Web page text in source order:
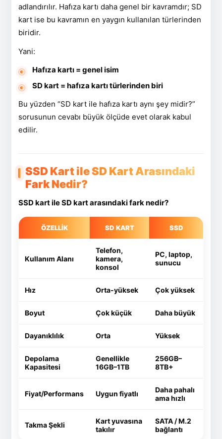
adlandırılır. Hafıza kartı daha genel bir kavramdır; SD
kart ise bu kavramın en yaygın kullanılan türlerinden
biridir.
Yani:
Hafıza kartı = genel isim
SD kart = hafıza kartı türlerinden biri
Bu yüzden “SD kart ile hafıza kartı aynı şey midir?”
sorusunun cevabı büyük ölçüde evet olarak kabul
edilir.
SSD Kart ile SD Kart Arasındaki
Fark Nedir?
SSD kart ile SD kart arasındaki fark nedir?
ÖZELLIK SD KART SSD
Kullanım Alanı
Telefon,
kamera,
konsol
PC, laptop,
sunucu
Hız Orta-yüksek Çok yüksek
Boyut Çok küçük Daha büyük
Dayanıklılık Orta Yüksek
Depolama
Kapasitesi
Genellikle
16GB–1TB
256GB–
8TB+
Fiyat/Performans Uygun fiyatlı
Daha pahalı
ama hızlı
Takma Şekli
Kart yuvasına
takılır
SATA / M.2
bağlantı